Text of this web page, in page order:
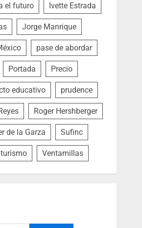
el futuro Ivette Estrada
Jorge Manrique
pase de abordar
Portada Precio
educativo prudence
Roger Hershberger
de la Garza Sufinc
turismo Ventamillas